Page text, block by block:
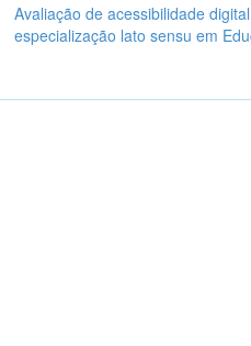
Avaliação de acessibilidade
especialização lato sensu em